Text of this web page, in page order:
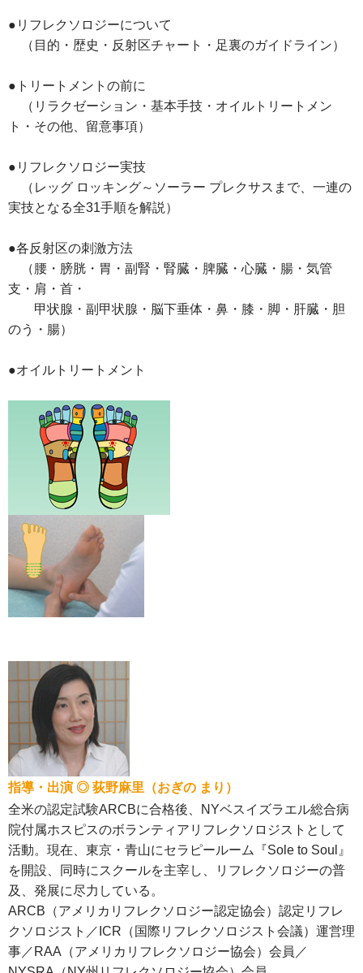
●リフレクソロジーについて
（目的・歴史・反射区チャート・足裏のガイドライン）
●トリートメントの前に
（リラクゼーション・基本手技・オイルトリートメン
ト・その他、留意事項）
●リフレクソロジー実技
（レッグ ロッキング～ソーラー プレクサスまで、一連の
実技となる全31手順を解説）
●各反射区の刺激方法
（腰・膀胱・胃・副腎・腎臓・脾臓・心臓・腸・気管
支・肩・首・
甲状腺・副甲状腺・脳下垂体・鼻・膝・脚・肝臓・胆
のう・腸）
●オイルトリートメント
指導・出演 ◎ 荻野麻里（おぎの まり）
全米の認定試験ARCBに合格後、NYベスイズラエル総合病
院付属ホスピスのボランティアリフレクソロジストとして
活動。現在、東京・青山にセラピールーム『Sole to Soul』
を開設、同時にスクールを主宰し、リフレクソロジーの普
及、発展に尽力している。
ARCB（アメリカリフレクソロジー認定協会）認定リフレ
クソロジスト／ICR（国際リフレクソロジスト会議）運営理
事／RAA（アメリカリフレクソロジー協会）会員／